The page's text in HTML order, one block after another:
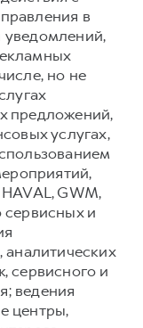
в
уведомлений,
но не
предложений,
услугах,
GWM,
сервисных и
аналитических
сервисного и
ведения
центры,